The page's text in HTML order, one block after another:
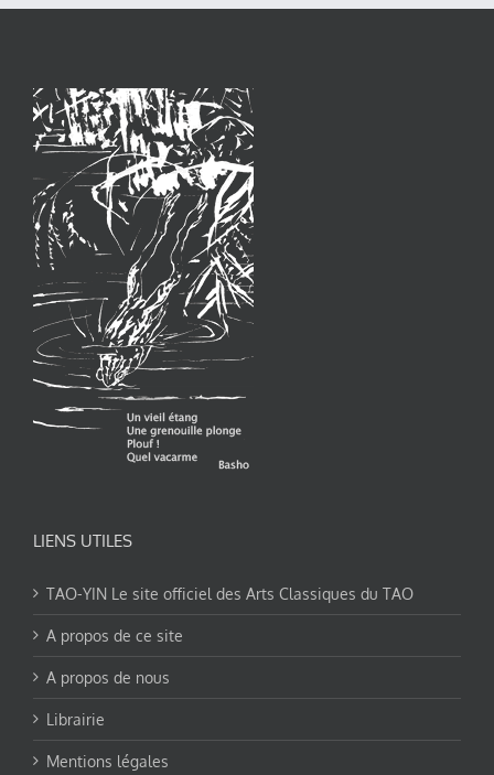
LIENS UTILES
TAO-YIN Le site officiel des Arts Classiques du TAO
A propos de ce site
A propos de nous
Librairie
Mentions légales